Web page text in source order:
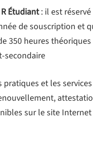
Étudiant: il est réservé
de souscription et
350 heures
secondaire
et les
sur le site